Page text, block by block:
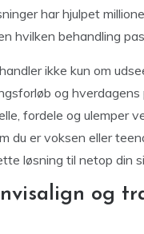
har hjulpet
hvilken behandling
ikke kun om
og
fordele og ulemper
du er voksen eller
løsning til netop din
og